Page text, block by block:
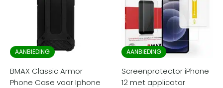
AANBIEDING
BMAX Classic Armor
Phone Case voor Iphone
AANBIEDING
Screenprotector iPhone
12 met applicator